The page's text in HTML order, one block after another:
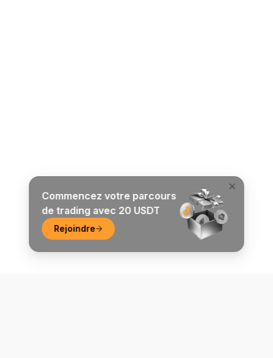
Commencez votre parcours
de trading avec 20 USDT
Rejoindre